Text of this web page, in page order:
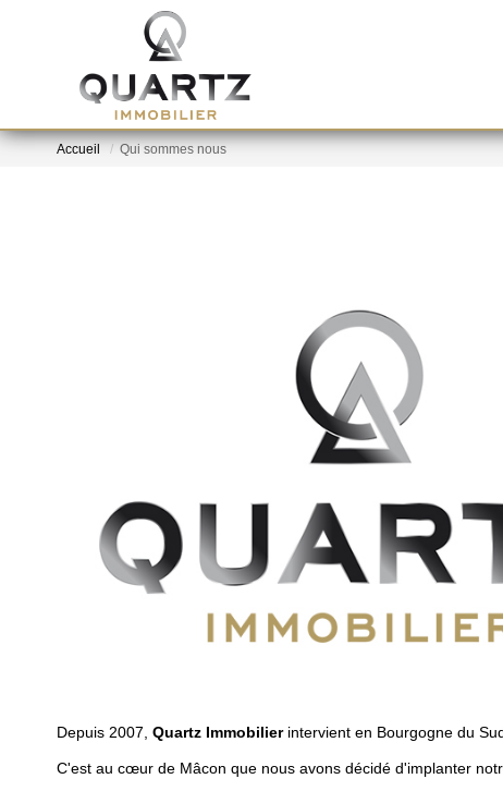
Accueil Qui sommes nous
Depuis 2007, Quartz Immobilierintervient en Bourgogne du
C'est au cœur de Mâcon que nous avons décidé d'implanter